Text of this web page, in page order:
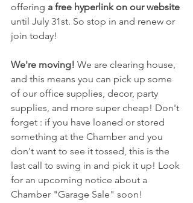
offering a free hyperlink on our website
until July 31st. So stop in and renew or
join today!
We're moving! We are clearing house,
and this means you can pick up some
of our office supplies, decor, party
supplies, and more super cheap! Don't
forget : if you have loaned or stored
something at the Chamber and you
don't want to see it tossed, this is the
last call to swing in and pick it up! Look
for an upcoming notice about a
Chamber "Garage Sale" soon!